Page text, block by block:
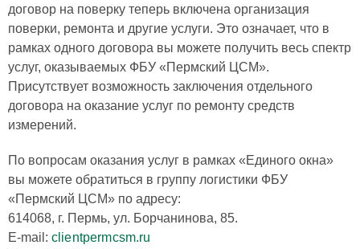
договор на поверку теперь включена организация
поверки, ремонта и другие услуги. Это означает, что в
рамках одного договора вы можете получить весь спектр
услуг, оказываемых ФБУ «Пермский ЦСМ».
Присутствует возможность заключения отдельного
договора на оказание услуг по ремонту средств
измерений.
По вопросам оказания услуг в рамках «Единого окна»
вы можете обратиться в группу логистики ФБУ
«Пермский ЦСМ» по адресу:
614068, г. Пермь, ул. Борчанинова, 85.
E-mail: clientpermcsm.ru